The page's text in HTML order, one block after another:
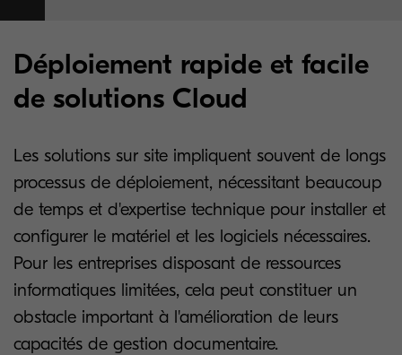
Déploiement rapide et facile
de solutions Cloud
Les solutions sur site impliquent souvent de longs
processus de déploiement, nécessitant beaucoup
de temps et d'expertise technique pour installer et
configurer le matériel et les logiciels nécessaires.
Pour les entreprises disposant de ressources
informatiques limitées, cela peut constituer un
obstacle important à l'amélioration de leurs
capacités de gestion documentaire.